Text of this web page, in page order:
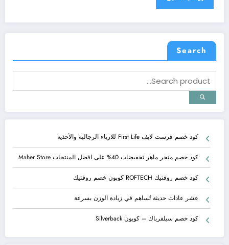
Search
كود خصم فرست لايف First Life للازياء الرجالية والأحذية
كود خصم متجر ماهر تخفيضات 40% على افضل المنتجات Maher Store
كود خصم روفتيك ROFTECH كوبون خصم روفتيك
عشر عادات حديثة تُساهم في زيادة الوزن بسرعة
كود خصم سيلفرباك – كوبون Silverback